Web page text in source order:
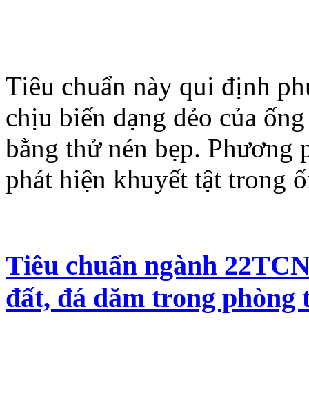
Tiêu chuẩn này qui định
chịu biến dạng dẻo của
bằng thử nén bẹp. Phương
phát hiện khuyết tật trong
Tiêu chuẩn ngành
đất, đá dăm trong phòng